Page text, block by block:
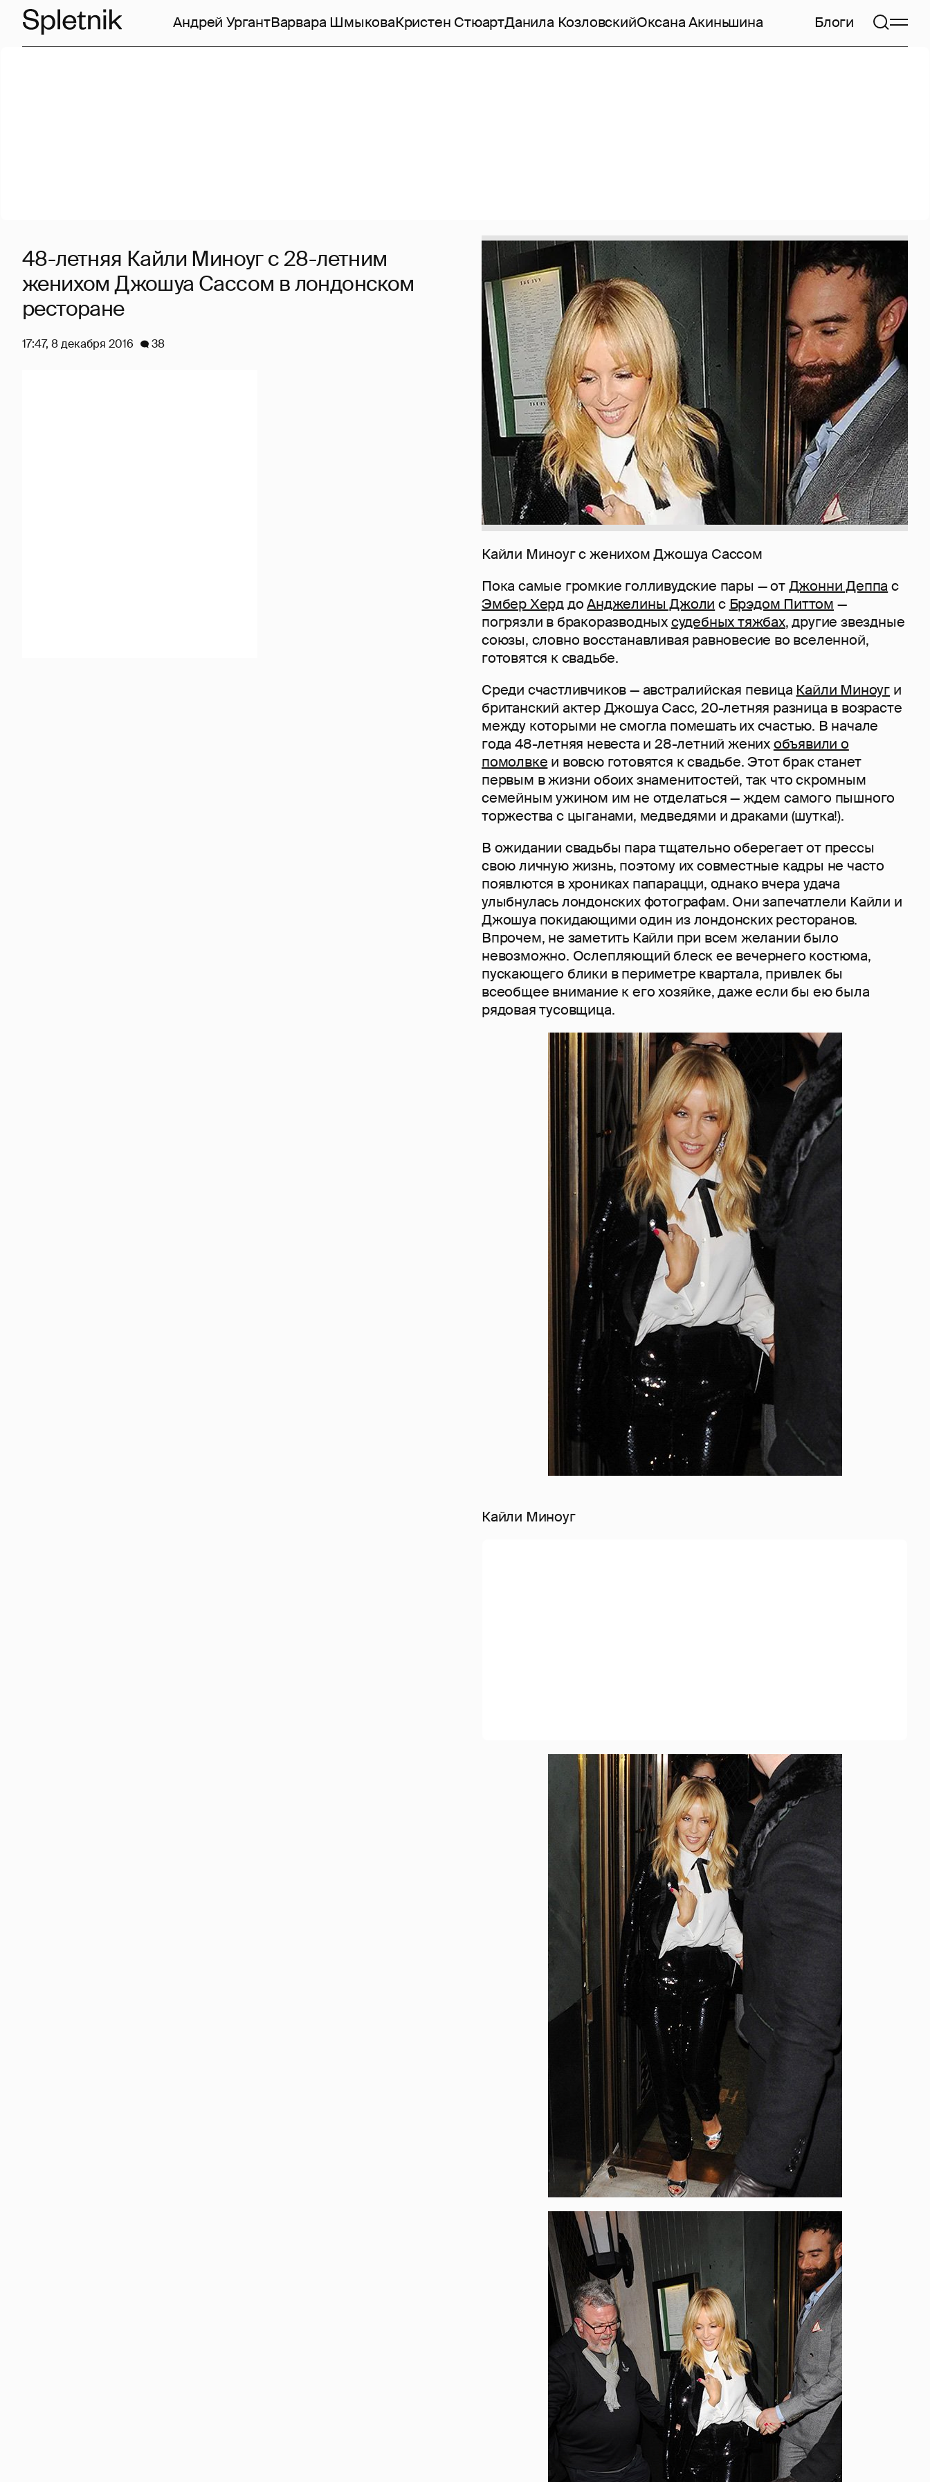
Андрей УргантВарвара ШмыковаКристен СтюартДанила КозловскийОксана Акиньшина Блоги
Кайли Миноуг с женихом Джошуа Сассом
Пока самые громкие голливудские пары — отДжонни Деппа с
Эмбер ХерддоАнджелины Джоли с Брэдом Питтом —
погрязли в бракоразводныхсудебных тяжбах, другие звездные
союзы, словно восстанавливая равновесие во вселенной,
готовятся к свадьбе.
Среди счастливчиков — австралийская певица Кайли Миноуг и
британский актер Джошуа Сасс, 20-летняя разница в возрасте
между которыми не смогла помешать их счастью. В начале
года 48-летняя невеста и 28-летний женихобъявили о
помолвке и вовсю готовятся к свадьбе. Этот брак станет
первым в жизни обоих знаменитостей, так что скромным
семейным ужином им не отделаться — ждем самого пышного
торжества с цыганами, медведями и драками (шутка!).
В ожидании свадьбы пара тщательно оберегает от прессы
свою личную жизнь, поэтому их совместные кадры не часто
появлются в хрониках папарацци, однако вчера удача
улыбнулась лондонских фотографам. Они запечатлели Кайли и
Джошуа покидающими один из лондонских ресторанов.
Впрочем, не заметить Кайли при всем желании было
невозможно. Ослепляющий блеск ее вечернего костюма,
пускающего блики в периметре квартала, привлек бы
всеобщее внимание к его хозяйке, даже если бы ею была
рядовая тусовщица.
Кайли Миноуг
48-летняя Кайли Миноуг с 28-летним
женихом Джошуа Сассом в лондонском
ресторане
17:47, 8 декабря 2016 38